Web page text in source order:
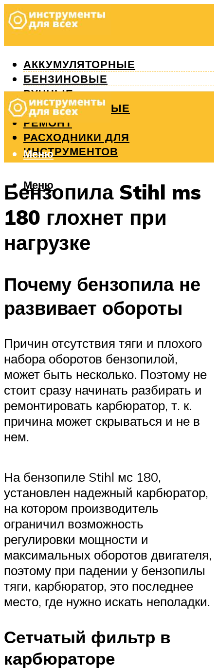
АККУМУЛЯТОРНЫЕ
БЕНЗИНОВЫЕ
РУЧНЫЕ
ИЗМЕРИТЕЛЬНЫЕ
РЕМОНТ
РАСХОДНИКИ ДЛЯ
ИНСТРУМЕНТОВ
Меню
Меню
Бензопила Stihl ms
180 глохнет при
нагрузке
Почему бензопила не
развивает обороты
Причин отсутствия тяги и плохого
набора оборотов бензопилой,
может быть несколько. Поэтому не
стоит сразу начинать разбирать и
ремонтировать карбюратор, т. к.
причина может скрываться и не в
нем.
На бензопиле Stihl мс 180,
установлен надежный карбюратор,
на котором производитель
ограничил возможность
регулировки мощности и
максимальных оборотов двигателя,
поэтому при падении у бензопилы
тяги, карбюратор, это последнее
место, где нужно искать неполадки.
Сетчатый фильтр в
карбюраторе